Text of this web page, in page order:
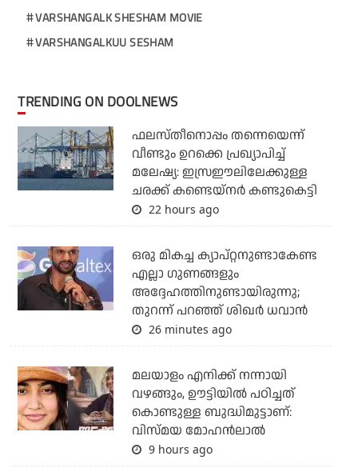
VARSHANGALK SHESHAM MOVIE
VARSHANGALKUU SESHAM
TRENDING ON DOOLNEWS
ഫലസ്തീനൊപ്പം തന്നെയെന്ന്
വീണ്ടും ഉറക്കെ പ്രഖ്യാപിച്ച്
മലേഷ്യ: ഇസ്രഈലിലേക്കുള്ള
ചരക്ക് കണ്ടെയ്‌നര്‍ കണ്ടുകെട്ടി
22 hours ago
ഒരു മികച്ച ക്യാപ്റ്റനുണ്ടാകേണ്ട
എല്ലാ ഗുണങ്ങളും
അദ്ദേഹത്തിനുണ്ടായിരുന്നു;
തുറന്ന് പറഞ്ഞ് ശിഖര്‍ ധവാന്‍
26 minutes ago
മലയാളം എനിക്ക് നന്നായി
വഴങ്ങും, ഊട്ടിയില്‍ പഠിച്ചത്
കൊണ്ടുള്ള ബുദ്ധിമുട്ടാണ്:
വിസ്മയ മോഹന്‍ലാല്‍
9 hours ago